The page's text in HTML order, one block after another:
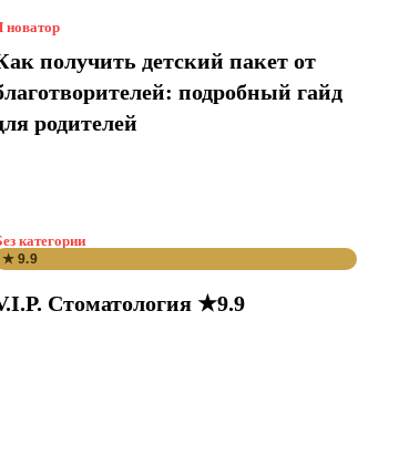
новатор
получить детский пакет от
подробный гайд
родителей
категории
★ 9.9
Стоматология ★9.9